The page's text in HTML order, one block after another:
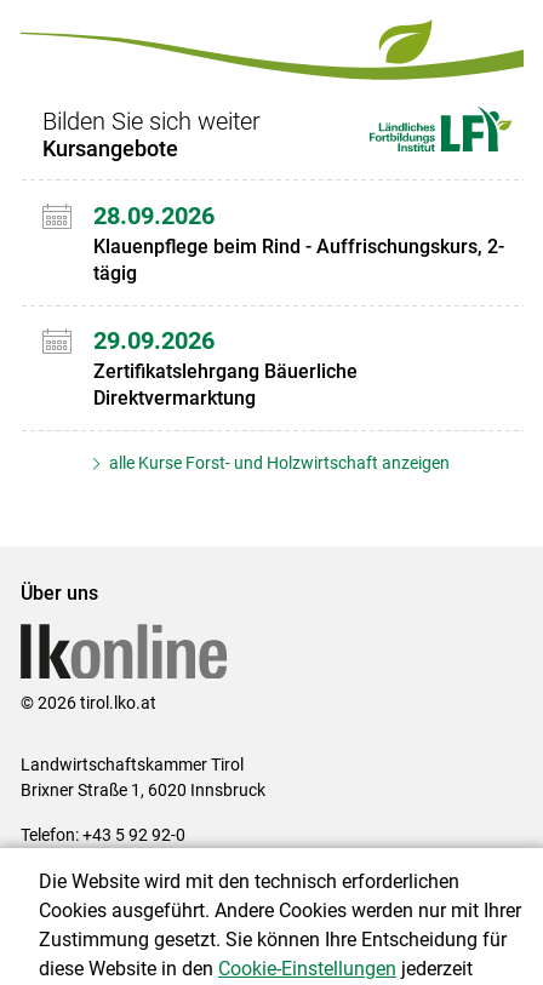
Bilden Sie sich weiter
Kursangebote
28.09.2026
Klauenpflege beim Rind - Auffrischungskurs, 2-
tägig
29.09.2026
Zertifikatslehrgang Bäuerliche
Direktvermarktung
alle Kurse Forst- und Holzwirtschaft anzeigen
Über uns
© 2026 tirol.lko.at
Landwirtschaftskammer Tirol
Brixner Straße 1, 6020 Innsbruck
Telefon: +43 5 92 92-0
Impressum|Kontakt|Datenschutzerklärung|Barrierefreiheit|
Cookie-Einstellungen
Die Website wird mit den technisch erforderlichen
Cookies ausgeführt. Andere Cookies werden nur mit Ihrer
Zustimmung gesetzt. Sie können Ihre Entscheidung für
diese Website in den Cookie-Einstellungen jederzeit